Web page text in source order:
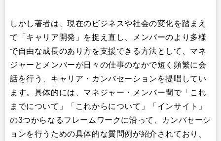
しかし著者は、現在のビジネスや社会の変化を踏まえ
て「キャリア開発」を捉え直し、メンバーのより多様
で自由な成長のあり方を支援できる方法として、マネ
ジャーとメンバーが日々の仕事のなかで短く頻繁に会
話を行う、キャリア・カンバセーションを提唱してい
ます。具体的には、マネジャー・メンバー間で「これ
までについて」「これからについて」「インサイト」
の3つからなるフレームワークに沿って、カンバセーシ
ョンを行うための具体的な質問例が紹介されており、